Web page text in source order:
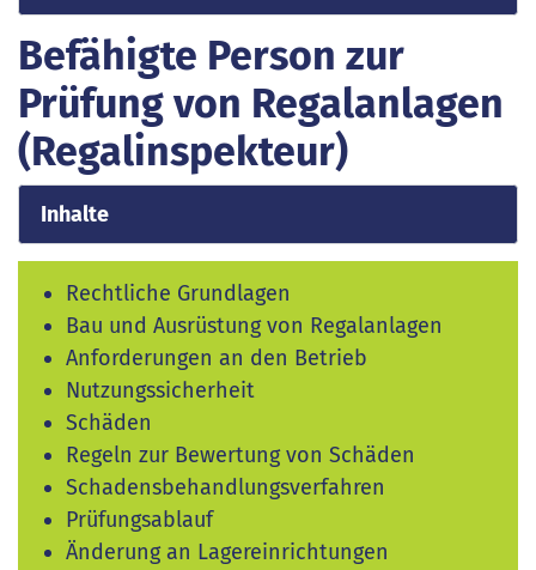
Befähigte Person zur
Prüfung von Regalanlagen
(Regalinspekteur)
Inhalte
Rechtliche Grundlagen
Bau und Ausrüstung von Regalanlagen
Anforderungen an den Betrieb
Nutzungssicherheit
Schäden
Regeln zur Bewertung von Schäden
Schadensbehandlungsverfahren
Prüfungsablauf
Änderung an Lagereinrichtungen